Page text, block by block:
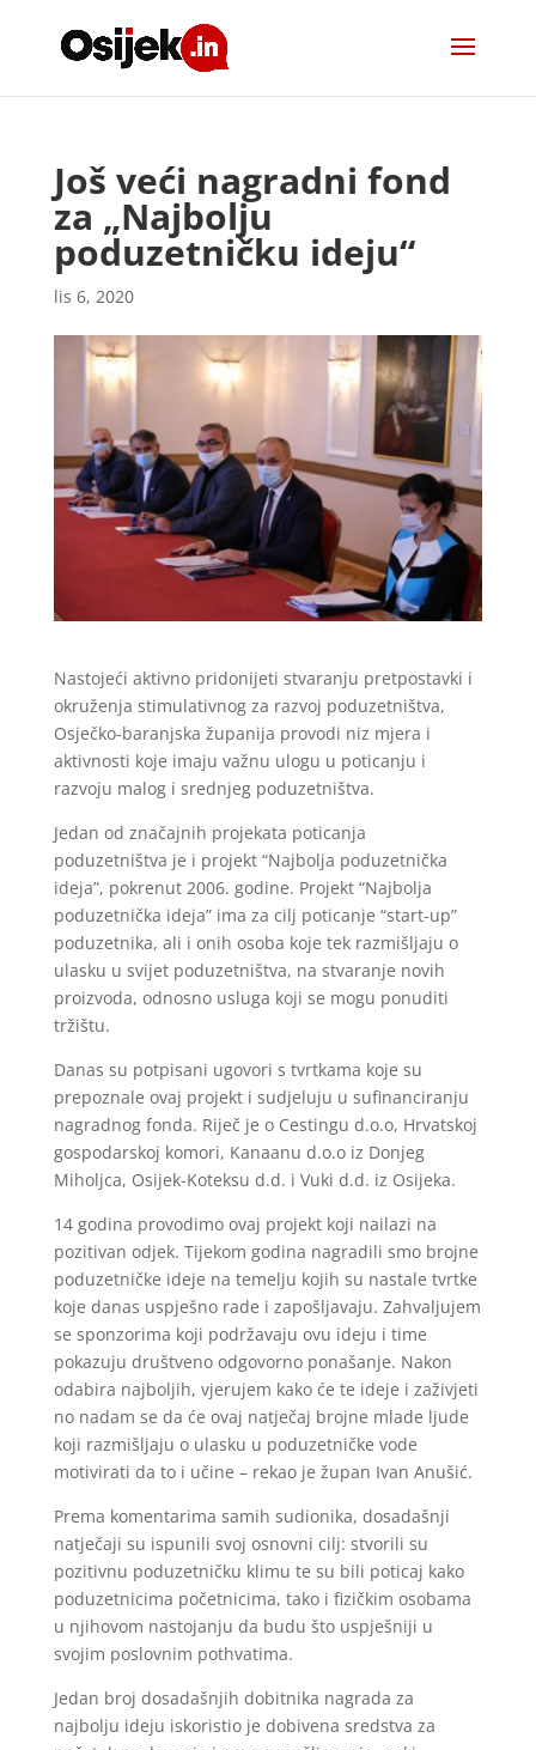
Još veći nagradni fond
za „Najbolju
poduzetničku ideju“
lis 6, 2020
Nastojeći aktivno pridonijeti stvaranju pretpostavki i
okruženja stimulativnog za razvoj poduzetništva,
Osječko-baranjska županija provodi niz mjera i
aktivnosti koje imaju važnu ulogu u poticanju i
razvoju malog i srednjeg poduzetništva.
Jedan od značajnih projekata poticanja
poduzetništva je i projekt “Najbolja poduzetnička
ideja”, pokrenut 2006. godine. Projekt “Najbolja
poduzetnička ideja” ima za cilj poticanje “start-up”
poduzetnika, ali i onih osoba koje tek razmišljaju o
ulasku u svijet poduzetništva, na stvaranje novih
proizvoda, odnosno usluga koji se mogu ponuditi
tržištu.
Danas su potpisani ugovori s tvrtkama koje su
prepoznale ovaj projekt i sudjeluju u sufinanciranju
nagradnog fonda. Riječ je o Cestingu d.o.o, Hrvatskoj
gospodarskoj komori, Kanaanu d.o.o iz Donjeg
Miholjca, Osijek-Koteksu d.d. i Vuki d.d. iz Osijeka.
14 godina provodimo ovaj projekt koji nailazi na
pozitivan odjek. Tijekom godina nagradili smo brojne
poduzetničke ideje na temelju kojih su nastale tvrtke
koje danas uspješno rade i zapošljavaju. Zahvaljujem
se sponzorima koji podržavaju ovu ideju i time
pokazuju društveno odgovorno ponašanje. Nakon
odabira najboljih, vjerujem kako će te ideje i zaživjeti
no nadam se da će ovaj natječaj brojne mlade ljude
koji razmišljaju o ulasku u poduzetničke vode
motivirati da to i učine – rekao je župan Ivan Anušić.
Prema komentarima samih sudionika, dosadašnji
natječaji su ispunili svoj osnovni cilj: stvorili su
pozitivnu poduzetničku klimu te su bili poticaj kako
poduzetnicima početnicima, tako i fizičkim osobama
u njihovom nastojanju da budu što uspješniji u
svojim poslovnim pothvatima.
Jedan broj dosadašnjih dobitnika nagrada za
najbolju ideju iskoristio je dobivena sredstva za